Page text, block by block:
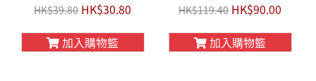
HK$39.80HK$30.80
加入購物籃
HK$119.40HK$90.00
加入購物籃